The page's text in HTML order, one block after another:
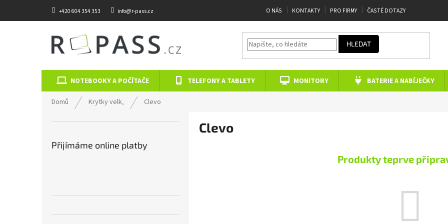
+420 604 354 353 info@r-pass.cz O NÁS KONTAKTY PRO FIRMY ČASTÉ DOTAZY
HLEDAT
NOTEBOOKY A POČÍTAČE TELEFONY A TABLETY MONITORY BATERIE A NABÍJEČKY
Domů Krytky velk‚ Clevo
Přijímáme online platby
Clevo
Produkty teprve